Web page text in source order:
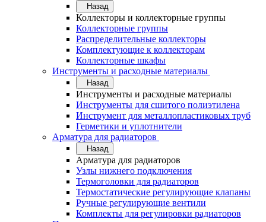
Назад
Коллекторы и коллекторные группы
Коллекторные группы
Распределительные коллекторы
Комплектующие к коллекторам
Коллекторные шкафы
Инструменты и расходные материалы
Назад
Инструменты и расходные материалы
Инструменты для сшитого полиэтилена
Инструмент для металлопластиковых труб
Герметики и уплотнители
Арматура для радиаторов
Назад
Арматура для радиаторов
Узлы нижнего подключения
Термоголовки для радиаторов
Термостатические регулирующие клапаны
Ручные регулирующие вентили
Комплекты для регулировки радиаторов